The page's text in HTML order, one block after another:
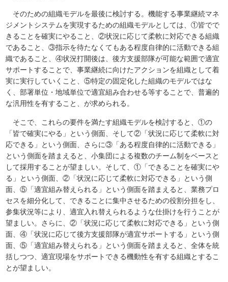
そのための組織モデルを最後に検討する。機能する事業継続マネ
ジメントシステムを実現するための組織モデルとしては、①皆でで
きることを確実にやること、②状況に応じて柔軟に対応できる組織
であること、③指示を待たなくてもある程度自律的に活動できる組
織であること、④状況打開後は、後方支援部隊が可能な範囲で適宜
サポートすることで、事業継続に向けたアクションを組織として着
実に実行していくこと、⑤特定の固定化した組織のモデルではな
く、部署単位・地域単位で適宜組み合わせる等することで、普遍的
な汎用性を有すること、が求められる。
そこで、これらの要件を満たす組織モデルを検討すると、①の
「皆で確実にやる」という側面、そして②「状況に応じて柔軟に対
応できる」という側面、さらに③「ある程度自律的に活動できる」
という側面を踏まえると、小集団による複数のチーム制をベースと
して採用することが望ましい。そして、①「できることを確実にや
る」という側面、②「状況に応じて柔軟に対応できる」という側
面、⑤「適宜組み替えられる」という側面を踏まえると、業務プロ
セスを細分化して、できることに集中させるための役割分担をし、
参集状況等により、適宜入れ替えられるような仕掛けを行うことが
望ましい。さらに、②「状況に応じて柔軟に対応できる」という側
面、④「状況に応じて後方支援部隊が適宜サポートする」という側
面、⑤「適宜組み替えられる」という側面を踏まえると、全体を統
括しつつ、適宜現場をサポートできる機動性を有する組織とするこ
とが望ましい。